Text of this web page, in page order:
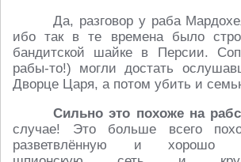
Да, разговор у раба
ибо так в те времена было
бандитской шайке в Персии.
рабы-то!) могли достать
Дворце Царя, а потом убить и
Сильно это похоже на
случае! Это больше всего
разветвлённую и хорошо